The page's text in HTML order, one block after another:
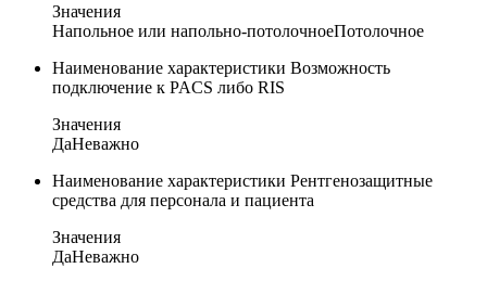
Значения
Напольное или напольно-потолочноеПотолочное
Наименование характеристики Возможность
подключение к PACS либо RIS
Значения
ДаНеважно
Наименование характеристики Рентгенозащитные
средства для персонала и пациента
Значения
ДаНеважно